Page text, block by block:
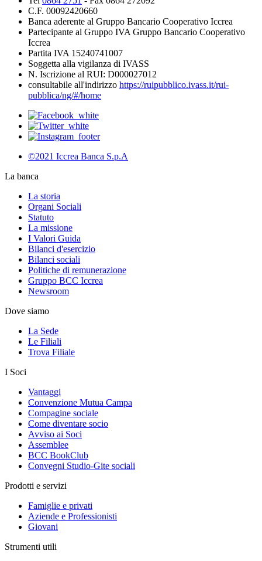
C.F. 00092420660
Banca aderente al Gruppo Bancario Cooperativo Iccrea
Partecipante al Gruppo IVA Gruppo Bancario Cooperativo
Iccrea
Partita IVA 15240741007
Soggetta alla vigilanza di IVASS
N. Iscrizione al RUI: D000027012
consultabile all'indirizzo https://ruipubblico.ivass.it/rui-
pubblica/ng/#/home
©2021 Iccrea Banca S.p.A
La banca
La storia
Organi Sociali
Statuto
La missione
I Valori Guida
Bilanci d'esercizio
Bilanci sociali
Politiche di remunerazione
Gruppo BCC Iccrea
Newsroom
Dove siamo
La Sede
Le Filiali
Trova Filiale
I Soci
Vantaggi
Convenzione Mutua Campa
Compagine sociale
Come diventare socio
Avviso ai Soci
Assemblee
BCC BookClub
Convegni Studio-Gite sociali
Prodotti e servizi
Famiglie e privati
Aziende e Professionisti
Giovani
Strumenti utili